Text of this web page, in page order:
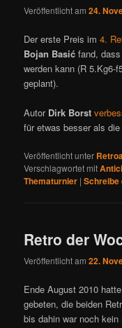
Veröffentlicht am24.
Der erste Preis im4.
Bojan Basić fand,
werden kann (R 5.Kg6-
geplant).
Autor Dirk Borst
für etwas besser als
Veröffentlicht unter
Verschlagwortet mit
Thematurnier |Schreibe
Retro der
Veröffentlicht am22.
Ende August 2010
gebeten, die beiden
bis dahin war noch